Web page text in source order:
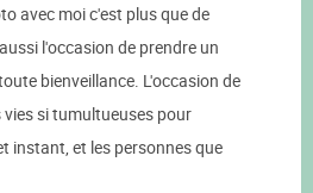
avec moi c'est plus que de
l'occasion de prendre un
bienveillance. L'occasion de
si tumultueuses pour
instant, et les personnes que